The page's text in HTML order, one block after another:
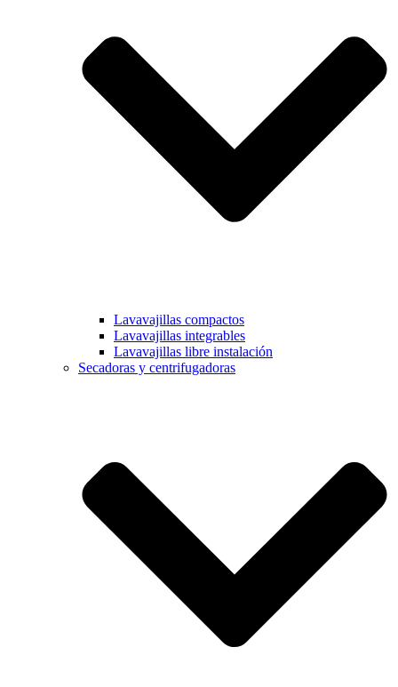
Lavavajillas compactos
Lavavajillas integrables
Lavavajillas libre instalación
Secadoras y centrifugadoras